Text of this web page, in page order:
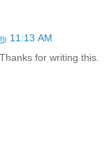
11:13 AM
for writing this.